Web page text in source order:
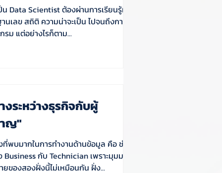
น Data Scientist ต้องผ่านการเรียนรู้มา
เลข สถิติ ความน่าจะเป็น ไปจนถึงการ
รม แต่อย่างไรก็ตาม...
งระหว่างธุรกิจกับผู้
ญ"
บมากในการทำงานด้านข้อมูล คือ ช่อง
Business กับ Technician เพราะมุมมอง
ยของสองฝั่งนี้ไม่เหมือนกัน ฝั่ง...